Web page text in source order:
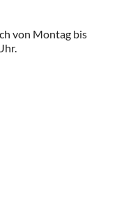
von Montag bis